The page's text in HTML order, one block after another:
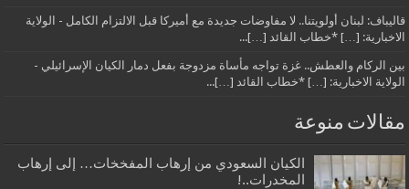
قاليباف: لبنان أولويتنا.. لا مفاوضات جديدة مع أميركا قبل الالتزام الكامل - الولاية
الاخبارية: […] *خطاب القائد […]...
بين الركام والعطش.. غزة تواجه مأساة مزدوجة بفعل دمار الكيان الإسرائيلي -
الولاية الاخبارية: […] *خطاب القائد […]...
مقالات منوعة
الكيان السعودي من إرهاب المفخخات… إلى إرهاب
المخدرات..!